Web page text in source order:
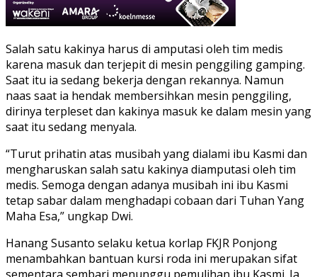
Salah satu kakinya harus di amputasi oleh tim medis
karena masuk dan terjepit di mesin penggiling gamping.
Saat itu ia sedang bekerja dengan rekannya. Namun
naas saat ia hendak membersihkan mesin penggiling,
dirinya terpleset dan kakinya masuk ke dalam mesin yang
saat itu sedang menyala.
“Turut prihatin atas musibah yang dialami ibu Kasmi dan
mengharuskan salah satu kakinya diamputasi oleh tim
medis. Semoga dengan adanya musibah ini ibu Kasmi
tetap sabar dalam menghadapi cobaan dari Tuhan Yang
Maha Esa,” ungkap Dwi.
Hanang Susanto selaku ketua korlap FKJR Ponjong
menambahkan bantuan kursi roda ini merupakan sifat